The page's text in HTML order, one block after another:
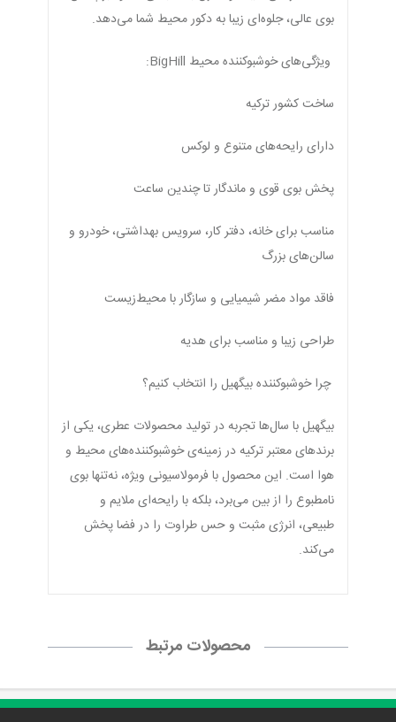
بوی عالی، جلوه‌ای زیبا به دکور محیط شما می‌دهد.
ویژگی‌های خوشبوکننده محیط BigHill:
ساخت کشور ترکیه
دارای رایحه‌های متنوع و لوکس
پخش بوی قوی و ماندگار تا چندین ساعت
مناسب برای خانه، دفتر کار، سرویس بهداشتی، خودرو و
سالن‌های بزرگ
فاقد مواد مضر شیمیایی و سازگار با محیط‌زیست
طراحی زیبا و مناسب برای هدیه
چرا خوشبوکننده بیگهیل را انتخاب کنیم؟
بیگهیل با سال‌ها تجربه در تولید محصولات عطری، یکی از
برندهای معتبر ترکیه در زمینه‌ی خوشبوکننده‌های محیط و
هوا است. این محصول با فرمولاسیونی ویژه، نه‌تنها بوی
نامطبوع را از بین می‌برد، بلکه با رایحه‌ای ملایم و
طبیعی، انرژی مثبت و حس طراوت را در فضا پخش
می‌کند.
محصولات مرتبط